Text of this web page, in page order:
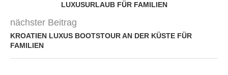
LUXUSURLAUB FÜR FAMILIEN
nächster Beitrag
KROATIEN LUXUS BOOTSTOUR AN DER KÜSTE FÜR
FAMILIEN